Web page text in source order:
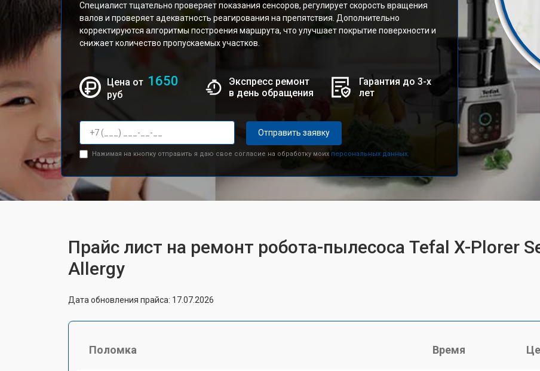
Специалист тщательно проверяет показания сенсоров, регулирует скорость вращения
валов и проверяет адекватность реагирования на препятствия. Дополнительно
корректируются алгоритмы построения маршрута, что улучшает покрытие поверхности и
снижает количество пропускаемых участков.
Цена от 1650
руб
Экспресс ремонт
в день обращения
Гарантия до 3-х
лет
Отправить заявку
Нажимая на кнопку отправить я даю свое согласие на обработку моих персональных данных.
Прайс лист на ремонт робота-пылесоса Tefal X-Plorer
Allergy
Дата обновления прайса: 17.07.2026
Поломка Время